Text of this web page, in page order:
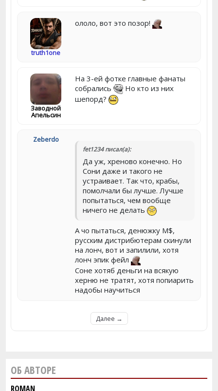
truth1one
ололо, вот это позор!
Заводной
Апельсин
На 3-ей фотке главные фанаты
собрались
Но кто из них
шепорд?
Zeberdo
fet1234 писал(а):
Да уж, хреново конечно. Но
Сони даже и такого не
устраивает. Так что, крабы,
помолчали бы лучше. Лучше
попытаться, чем вообще
ничего не делать
А чо пытаться, денюжку M$,
русским дистрибютерам скинули
на лонч, вот и запилили, хотя
лонч эпик фейл
Соне хотяб деньги на всякую
херню не тратят, хотя попиарить
надобы научиться
Далее →
ОБ АВТОРЕ
ROMAN